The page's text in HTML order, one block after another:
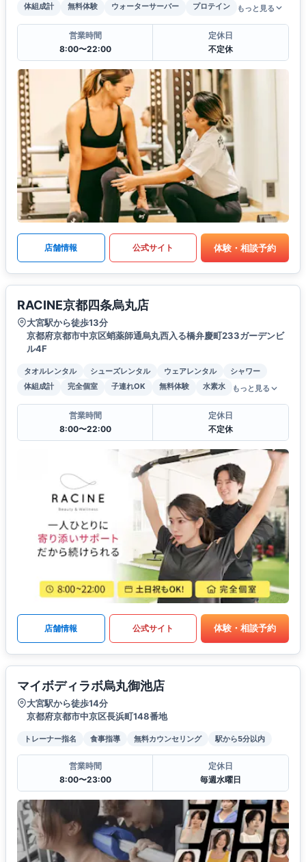
体組成計
無料体験 ウォーターサーバー プロテイン もっと見る
営業時間
8:00〜22:00
定休日
不定休
店舗情報 公式サイト 体験・相談予約
RACINE京都四条烏丸店
大宮駅から徒歩13分
京都府京都市中京区蛸薬師通烏丸西入る橋弁慶町233ガーデンビ
ル4F
タオルレンタル シューズレンタル ウェアレンタル
シャワー
体組成計
完全個室 子連れOK 無料体験 水素水 もっと見る
営業時間
8:00〜22:00
定休日
不定休
店舗情報 公式サイト 体験・相談予約
マイボディラボ烏丸御池店
大宮駅から徒歩14分
京都府京都市中京区長浜町148番地
トレーナー指名 食事指導 無料カウンセリング 駅から5分以内
営業時間
8:00〜23:00
定休日
毎週水曜日